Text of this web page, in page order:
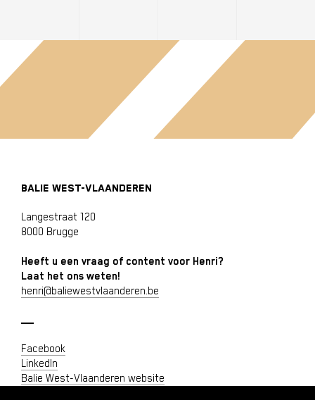
BALIE WEST-VLAANDEREN
Langestraat 120
8000 Brugge
Heeft u een vraag of content voor Henri?
Laat het ons weten!
henri@baliewestvlaanderen.be
Facebook
LinkedIn
Balie West-Vlaanderen website